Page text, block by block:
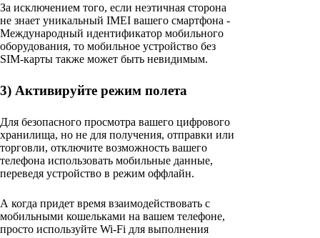
За исключением того, если неэтичная сторона
не знает уникальный IMEI вашего смартфона -
Международный идентификатор мобильного
оборудования, то мобильное устройство без
SIM-карты также может быть невидимым.
3) Активируйте режим полета
Для безопасного просмотра вашего цифрового
хранилища, но не для получения, отправки или
торговли, отключите возможность вашего
телефона использовать мобильные данные,
переведя устройство в режим оффлайн.
А когда придет время взаимодействовать с
мобильными кошельками на вашем телефоне,
просто используйте Wi-Fi для выполнения